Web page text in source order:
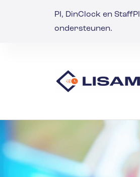
PI, DinClock en
ondersteunen.